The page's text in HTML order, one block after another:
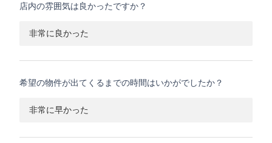
店内の雰囲気は良かったですか？
非常に良かった
希望の物件が出てくるまでの時間はいかがでしたか？
非常に早かった